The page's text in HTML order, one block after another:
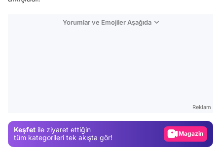
Yorumlar ve Emojiler Aşağıda
Reklam
Keşfet ile ziyaret ettiğin
tüm kategorileri tek akışta gör!
Video